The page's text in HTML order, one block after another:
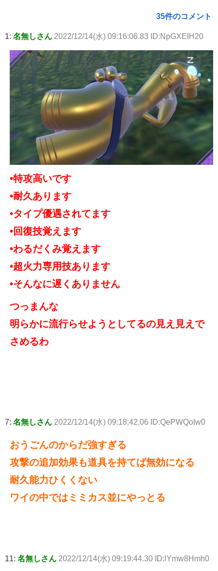
35件のコメント
1: 名無しさん 2022/12/14(水) 09:16:06.83 ID:NpGXEIH20
•特攻高いです
•耐久あります
•タイプ優遇されてます
•回復技覚えます
•わるだくみ覚えます
•超火力専用技あります
•そんなに遅くありません
つっまんな
明らかに流行らせようとしてるの見え見えで
さめるわ
7: 名無しさん 2022/12/14(水) 09:18:42.06 ID:QePWQoIw0
おうごんのからだ強すぎる
攻撃の追加効果も道具を持てば無効になる
耐久能力ひくくない
ワイの中ではミミカス並にやっとる
11: 名無しさん 2022/12/14(水) 09:19:44.30 ID:lYmw8Hmh0